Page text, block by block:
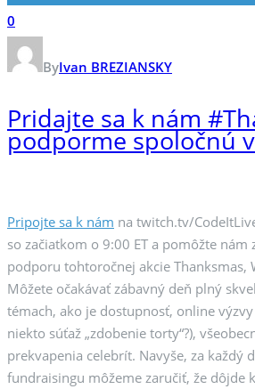
0
ByIvan BREZIANSKY
Pridajte sa k nám
podporme spoločnú
Pripojte sa k nám na twitch.tv/
so začiatkom o 9:00 ET a pomôžte nám
podporu tohtoročnej akcie Thanksmas,
Môžete očakávať zábavný deň plný
témach, ako je dostupnosť, online
niekto súťaž „zdobenie torty“?),
prekvapenia celebrít. Navyše, za každý
fundraisingu môžeme zaručiť, že dôjde